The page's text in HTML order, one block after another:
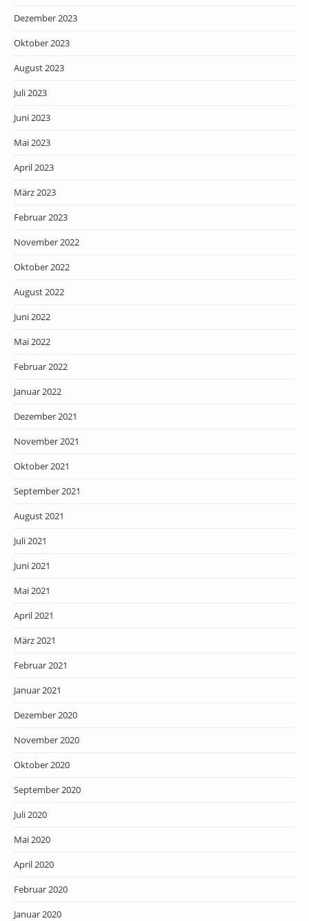
Dezember 2023
Oktober 2023
August 2023
Juli 2023
Juni 2023
Mai 2023
April 2023
März 2023
Februar 2023
November 2022
Oktober 2022
August 2022
Juni 2022
Mai 2022
Februar 2022
Januar 2022
Dezember 2021
November 2021
Oktober 2021
September 2021
August 2021
Juli 2021
Juni 2021
Mai 2021
April 2021
März 2021
Februar 2021
Januar 2021
Dezember 2020
November 2020
Oktober 2020
September 2020
Juli 2020
Mai 2020
April 2020
Februar 2020
Januar 2020